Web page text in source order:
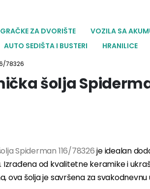
ZA DVORIŠTE
VOZILA SA
AUTO SEDIŠTA I BUSTERI HRANILICE
78326
šolja
Spiderman 116/78326je idealan
Izrađena od kvalitetne keramike i
ova šolja je savršena za